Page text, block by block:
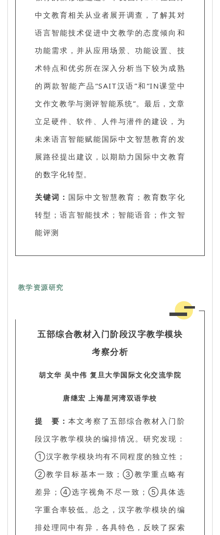
中文教育相关从业者展开调查，了解其对
语言智能技术促进中文教学的态度倾向和
功能需求，并从应用场景、功能设置、技
术特点和优劣所在深入分析当下较为成熟
的两款智能产品“SAIT汉语”和“IN课堂中
文作文教学与测评智能系统”。最后，文章
立足硬件、软件、人件与潜件的建设，为
未来语言智能赋能国际中文智慧教育的发
展路径提出建议，以期助力国际中文教育
的数字化转型。
关键词： 国际中文智慧教育；教育数字化
转型；语言智能技术；智能语音；作文智
能评测
教学资源研究
五部综合教材入门阶段汉字教学模块
考察分析
胡文华 吴中伟 复旦大学国际文化交流学院
唐继宏 上海星河湾双语学校
提 要：本文考察了五部综合教材入门阶
段汉字教学模块的编排情况。研究发现：
①汉字教学模块均有不同程度的独立性；
②教学目标基本一致；③教学重点略有
差异；④选字视角不尽一致；⑤具体选
字重合率较低。总之，汉字教学模块的编
排处理同中有异，各具特色，反映了探索